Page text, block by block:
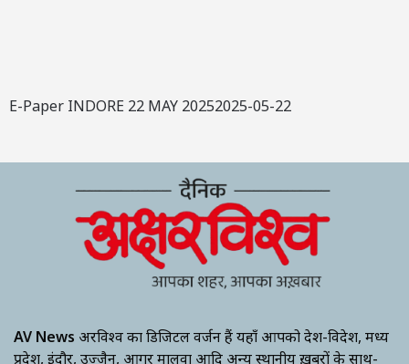
E-Paper INDORE 22 MAY 20252025-05-22
AV News अक्षरविश्व का डिजिटल वर्जन हैं यहाँ आपको देश-विदेश, मध्य
प्रदेश, इंदौर, उज्जैन, आगर मालवा आदि अन्य स्थानीय ख़बरों के साथ-